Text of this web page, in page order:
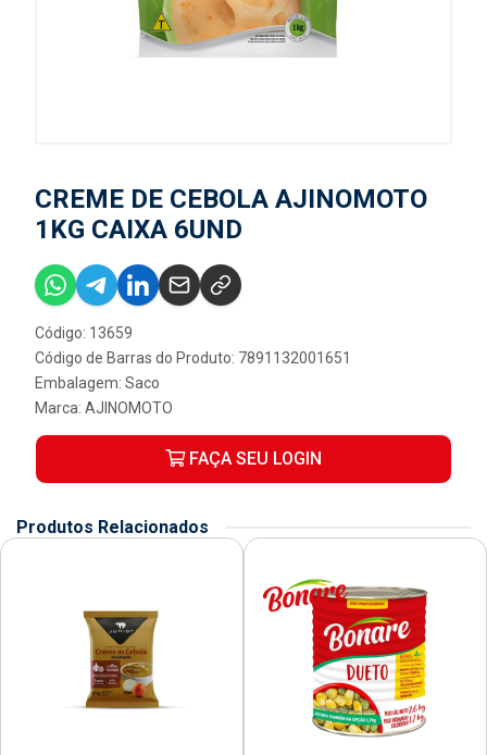
CREME DE CEBOLA AJINOMOTO
1KG CAIXA 6UND
Código: 13659
Código de Barras do Produto: 7891132001651
Embalagem: Saco
Marca: AJINOMOTO
FAÇA SEU LOGIN
Produtos Relacionados